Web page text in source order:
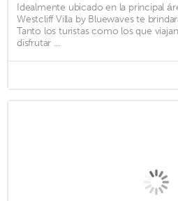
Idealmente ubicado en la principal
Westcliff Villa by Bluewaves te
Tanto los turistas como los que
disfrutar ...